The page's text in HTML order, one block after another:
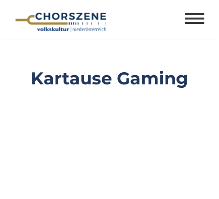
Kartause Gaming